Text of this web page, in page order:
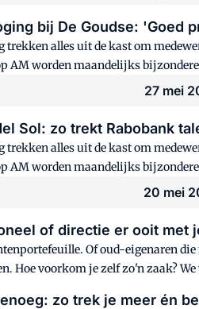
bij De Goudse: 'Goed
alles uit de kast om
worden maandelijks
27 mei
Sol: zo trekt Rabobank
alles uit de kast om
AM worden maandelijks
20 mei
of directie er ooit met
Of oud-eigenaren
Hoe voorkom je zelf zo'n zaak?
zo trek je meer én